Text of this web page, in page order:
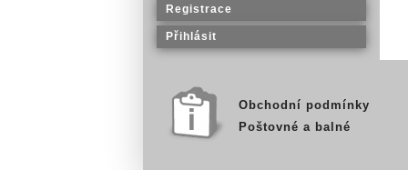
Registrace
Přihlásit
Obchodní podmínky
Poštovné a balné